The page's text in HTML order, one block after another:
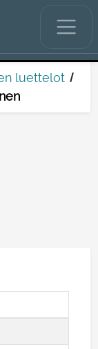
luettelot